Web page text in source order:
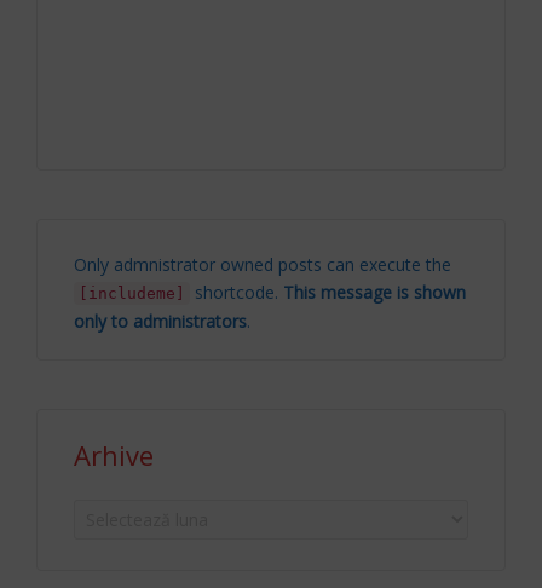
Only admnistrator owned posts can execute the
[includeme] shortcode. This message is shown
only to administrators.
Arhive